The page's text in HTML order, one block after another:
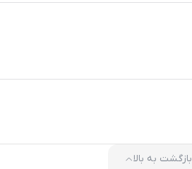
بازگشت به بالا